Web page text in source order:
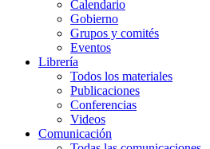
Calendario
Gobierno
Grupos y comités
Eventos
Librería
Todos los materiales
Publicaciones
Conferencias
Videos
Comunicación